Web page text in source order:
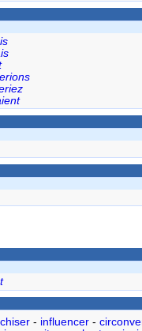
erions
- influencer-